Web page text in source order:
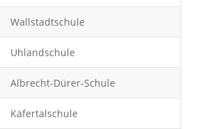
Wallstadtschule
Uhlandschule
Albrecht-Dürer-Schule
Käfertalschule